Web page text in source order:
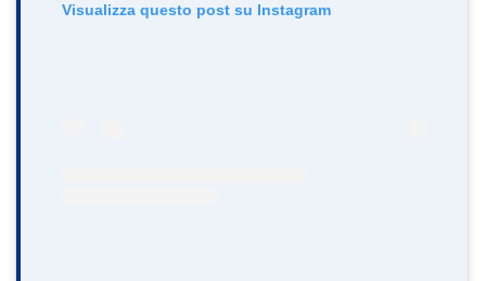
Visualizza questo post su Instagram